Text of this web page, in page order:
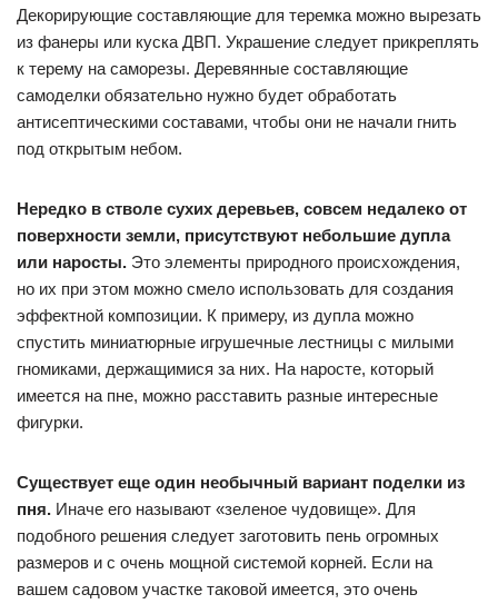
Декорирующие составляющие для теремка можно вырезать
из фанеры или куска ДВП. Украшение следует прикреплять
к терему на саморезы. Деревянные составляющие
самоделки обязательно нужно будет обработать
антисептическими составами, чтобы они не начали гнить
под открытым небом.
Нередко в стволе сухих деревьев, совсем недалеко от
поверхности земли, присутствуют небольшие дупла
или наросты. Это элементы природного происхождения,
но их при этом можно смело использовать для создания
эффектной композиции. К примеру, из дупла можно
спустить миниатюрные игрушечные лестницы с милыми
гномиками, держащимися за них. На наросте, который
имеется на пне, можно расставить разные интересные
фигурки.
Существует еще один необычный вариант поделки из
пня. Иначе его называют «зеленое чудовище». Для
подобного решения следует заготовить пень огромных
размеров и с очень мощной системой корней. Если на
вашем садовом участке таковой имеется, это очень